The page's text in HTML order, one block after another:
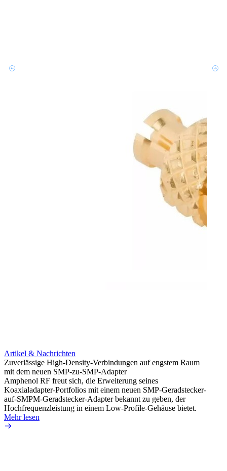
Artikel & Nachrichten
Zuverlässige High-Density-Verbindungen auf engstem Raum
mit dem neuen SMP-zu-SMP-Adapter
Amphenol RF freut sich, die Erweiterung seines
Koaxialadapter-Portfolios mit einem neuen SMP-Geradstecker-
auf-SMPM-Geradstecker-Adapter bekannt zu geben, der
Hochfrequenzleistung in einem Low-Profile-Gehäuse bietet.
Mehr lesen